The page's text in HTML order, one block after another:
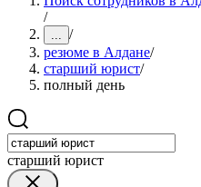
/
... /
резюме в Алдане/
старший юрист/
полный день
старший юрист